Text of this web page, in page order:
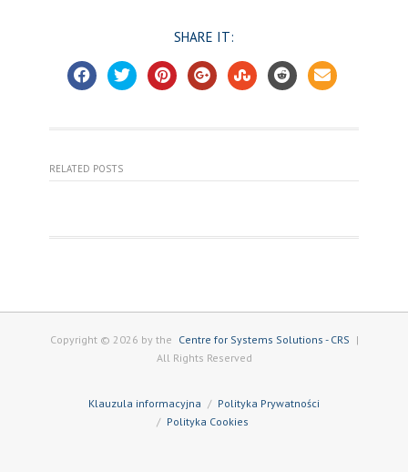
SHARE IT:
RELATED POSTS
Copyright © 2026 by the Centre for Systems Solutions - CRS |
All Rights Reserved
Klauzula informacyjna
Polityka Prywatności
Polityka Cookies